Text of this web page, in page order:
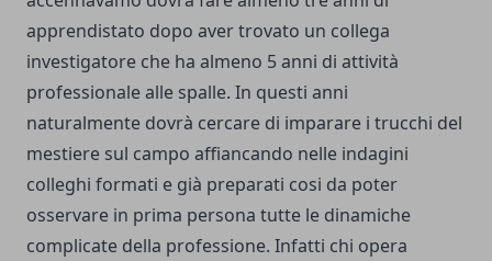
apprendistato dopo aver trovato un collega
investigatore che ha almeno 5 anni di attività
professionale alle spalle. In questi anni
naturalmente dovrà cercare di imparare i trucchi del
mestiere sul campo affiancando nelle indagini
colleghi formati e già preparati cosi da poter
osservare in prima persona tutte le dinamiche
complicate della professione. Infatti chi opera